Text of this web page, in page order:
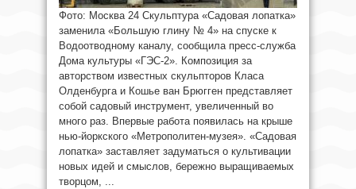
Фото: Москва 24 Скульптура «Садовая лопатка»
заменила «Большую глину № 4» на спуске к
Водоотводному каналу, сообщила пресс-служба
Дома культуры «ГЭС-2». Композиция за
авторством известных скульпторов Класа
Олденбурга и Кошье ван Брюгген представляет
собой садовый инструмент, увеличенный во
много раз. Впервые работа появилась на крыше
нью-йоркского «Метрополитен-музея». «Садовая
лопатка» заставляет задуматься о культивации
новых идей и смыслов, бережно выращиваемых
творцом, ...